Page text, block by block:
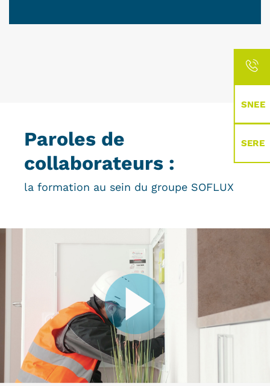
SNEE
SERE
Paroles de
collaborateurs :
la formation au sein du groupe SOFLUX